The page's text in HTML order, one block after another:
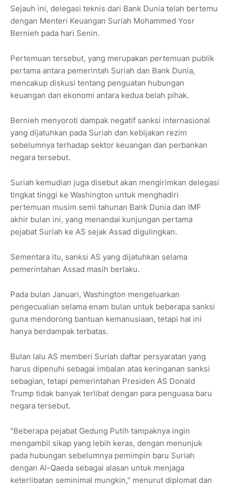
Sejauh ini, delegasi teknis dari Bank Dunia telah bertemu
dengan Menteri Keuangan Suriah Mohammed Yosr
Bernieh pada hari Senin.
Pertemuan tersebut, yang merupakan pertemuan publik
pertama antara pemerintah Suriah dan Bank Dunia,
mencakup diskusi tentang penguatan hubungan
keuangan dan ekonomi antara kedua belah pihak.
Bernieh menyoroti dampak negatif sanksi internasional
yang dijatuhkan pada Suriah dan kebijakan rezim
sebelumnya terhadap sektor keuangan dan perbankan
negara tersebut.
Suriah kemudian juga disebut akan mengirimkan delegasi
tingkat tinggi ke Washington untuk menghadiri
pertemuan musim semi tahunan Bank Dunia dan IMF
akhir bulan ini, yang menandai kunjungan pertama
pejabat Suriah ke AS sejak Assad digulingkan.
Sementara itu, sanksi AS yang dijatuhkan selama
pemerintahan Assad masih berlaku.
Pada bulan Januari, Washington mengeluarkan
pengecualian selama enam bulan untuk beberapa sanksi
guna mendorong bantuan kemanusiaan, tetapi hal ini
hanya berdampak terbatas.
Bulan lalu AS memberi Suriah daftar persyaratan yang
harus dipenuhi sebagai imbalan atas keringanan sanksi
sebagian, tetapi pemerintahan Presiden AS Donald
Trump tidak banyak terlibat dengan para penguasa baru
negara tersebut.
"Beberapa pejabat Gedung Putih tampaknya ingin
mengambil sikap yang lebih keras, dengan menunjuk
pada hubungan sebelumnya pemimpin baru Suriah
dengan Al-Qaeda sebagai alasan untuk menjaga
keterlibatan seminimal mungkin," menurut diplomat dan